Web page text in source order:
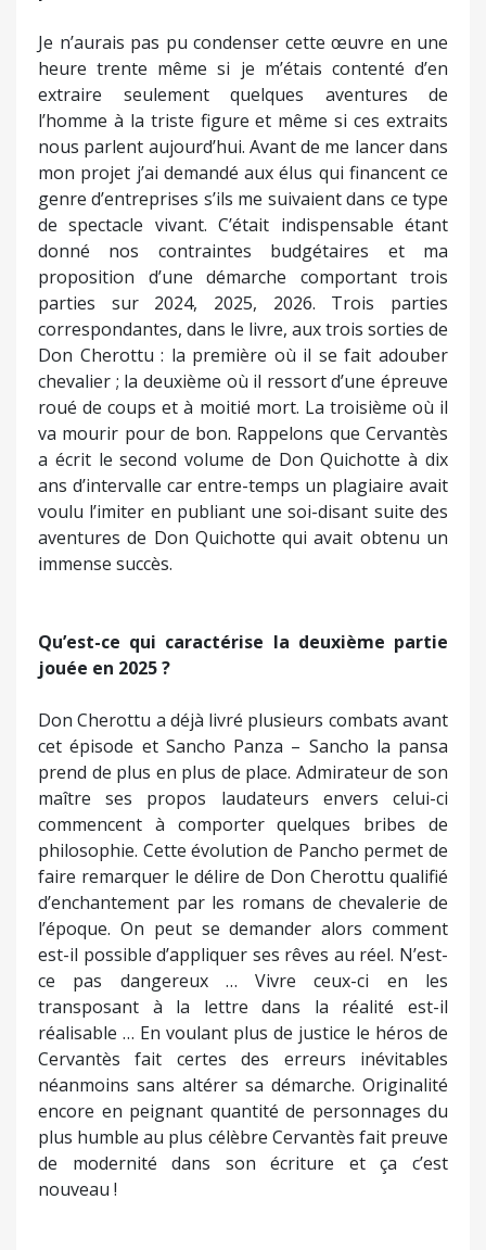
correspondantes, dans le livre, aux trois sorties de
Don Cherottu : la première où il se fait adouber
chevalier ; la deuxième où il ressort d’une épreuve
roué de coups et à moitié mort. La troisième où il
va mourir pour de bon. Rappelons que Cervantès
a écrit le second volume de Don Quichotte à dix
ans d’intervalle car entre-temps un plagiaire avait
voulu l’imiter en publiant une soi-disant suite des
aventures de Don Quichotte qui avait obtenu un
immense succès.
Qu’est-ce qui caractérise la deuxième partie
jouée en 2025 ?
Don Cherottu a déjà livré plusieurs combats avant
cet épisode et Sancho Panza – Sancho la pansa
prend de plus en plus de place. Admirateur de son
maître ses propos laudateurs envers celui-ci
commencent à comporter quelques bribes de
philosophie. Cette évolution de Pancho permet de
l’époque. On peut se demander alors comment
est-il possible d’appliquer ses rêves au réel. N’est-
transposant à la lettre dans la réalité est-il
réalisable … En voulant plus de justice le héros de
Cervantès fait certes des erreurs inévitables
néanmoins sans altérer sa démarche. Originalité
encore en peignant quantité de personnages du
plus humble au plus célèbre Cervantès fait preuve
de modernité dans son écriture et ça c’est
nouveau !
Jeu d’acteurs, chant polyphonique, musique,
arts plastiques votre spectacle mise sur
toutes les composantes artistiques. Pourquoi
avoir également introduit des marionnettes ?
Les marionnettes concentrent à elles seules les
arts plastiques par leur conception et leur
réalisation. Elles sont là pour aller de la réalité à la
fiction car dans la tête de Don Cherottu tout est